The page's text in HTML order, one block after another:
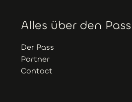
Alles über den Pass
Der Pass
Partner
Contact